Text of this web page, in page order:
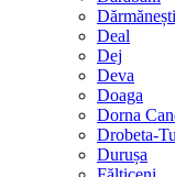
Dărmănești
Deal
Dej
Deva
Doaga
Dorna
Drobeta-
Durușa